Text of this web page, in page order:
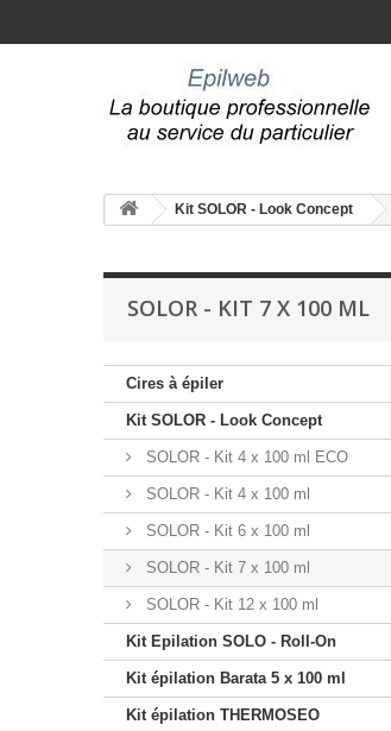
Kit SOLOR - Look Concept
SOLOR - KIT 7 X 100 ML
Cires à épiler
Kit SOLOR - Look Concept
SOLOR - Kit 4 x 100 ml ECO
SOLOR - Kit 4 x 100 ml
SOLOR - Kit 6 x 100 ml
SOLOR - Kit 7 x 100 ml
SOLOR - Kit 12 x 100 ml
Kit Epilation SOLO - Roll-On
Kit épilation Barata 5 x 100 ml
Kit épilation THERMOSEO